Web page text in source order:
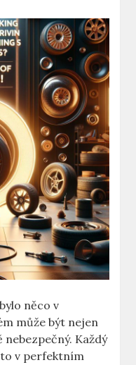
něco v
může být nejen
Každý
v perfektním